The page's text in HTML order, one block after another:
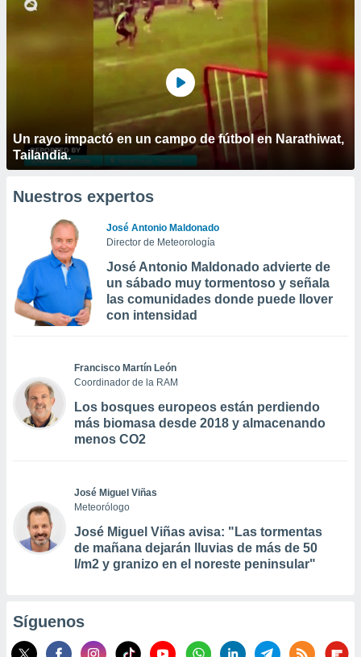
Un rayo impactó en un campo de fútbol en Narathiwat,
Tailandia.
Nuestros expertos
José Antonio Maldonado
Director de Meteorología
José Antonio Maldonado advierte de
un sábado muy tormentoso y señala
las comunidades donde puede llover
con intensidad
Francisco Martín León
Coordinador de la RAM
Los bosques europeos están perdiendo
más biomasa desde 2018 y almacenando
menos CO2
José Miguel Viñas
Meteorólogo
José Miguel Viñas avisa: "Las tormentas
de mañana dejarán lluvias de más de 50
l/m2 y granizo en el noreste peninsular"
Síguenos